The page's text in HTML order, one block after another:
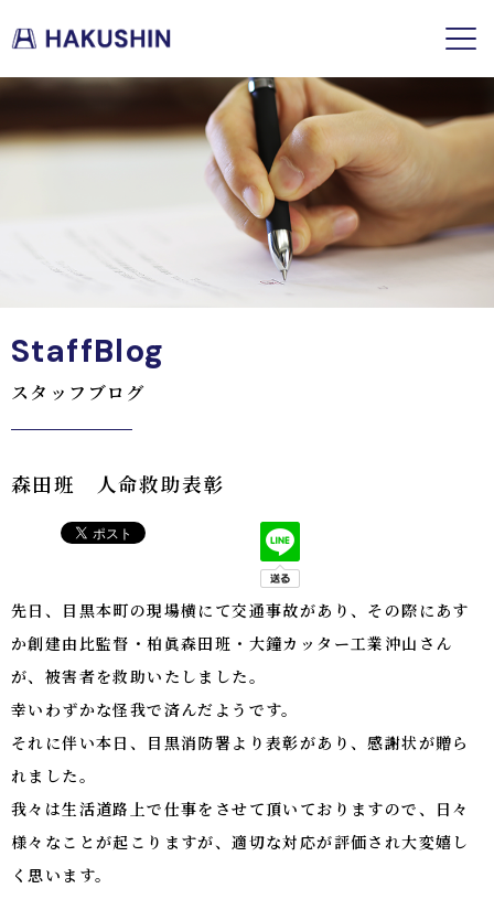
StaffBlog
スタッフブログ
森田班 人命救助表彰
先日、目黒本町の現場横にて交通事故があり、その際にあす
か創建由比監督・柏眞森田班・大鐘カッター工業沖山さん
が、被害者を救助いたしました。
幸いわずかな怪我で済んだようです。
それに伴い本日、目黒消防署より表彰があり、感謝状が贈ら
れました。
我々は生活道路上で仕事をさせて頂いておりますので、日々
様々なことが起こりますが、適切な対応が評価され大変嬉し
く思います。